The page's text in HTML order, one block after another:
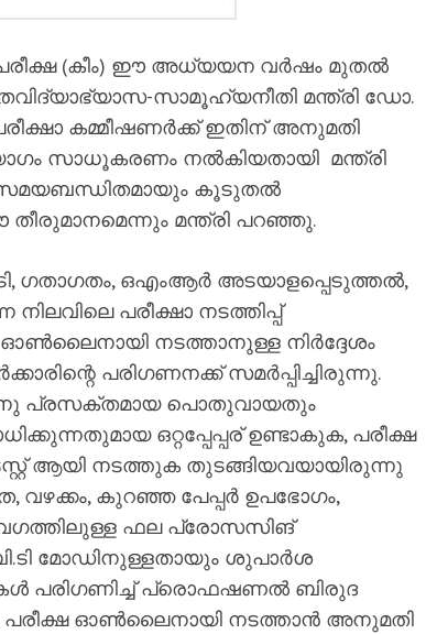
(കീം) ഈ അധ്യയന വർഷം മുതൽ
സാമൂഹ്യനീതി മന്ത്രി ഡോ.
കമ്മീഷണർക്ക് ഇതിന് അനുമതി
സാധൂകരണം നൽകിയതായി മന്ത്രി
കൂടുതൽ
മന്ത്രി പറഞ്ഞു.
ഗതാഗതം, ഒഎംആർ അടയാളപ്പെടുത്തൽ,
പരീക്ഷാ നടത്തിപ്പ്
ഓൺലൈനായി നടത്താനുള്ള നിർദ്ദേശം
പരിഗണനക്ക് സമർപ്പിച്ചിരുന്നു.
പ്രസക്തമായ പൊതുവായതും
ഒറ്റപ്പേപ്പര് ഉണ്ടാകുക, പരീക്ഷ
ആയി നടത്തുക തുടങ്ങിയവയായിരുന്നു
വഴക്കം, കുറഞ്ഞ പേപ്പർ ഉപഭോഗം,
ഫല പ്രോസസിങ്
മോഡിനുള്ളതായും ശുപാർശ
പരിഗണിച്ച് പ്രൊഫഷണൽ ബിരുദ
പരീക്ഷ ഓൺലൈനായി നടത്താൻ അനുമതി